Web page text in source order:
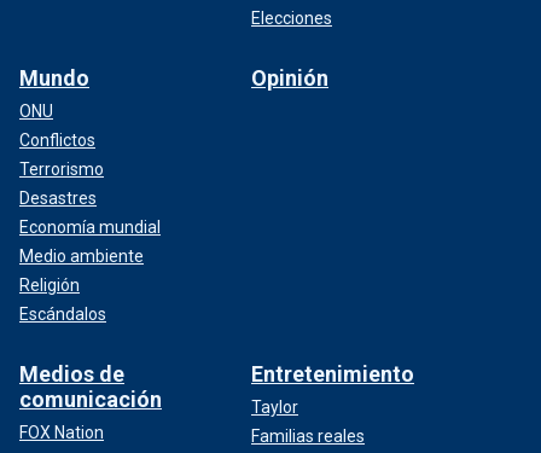
Elecciones
Mundo
ONU
Conflictos
Terrorismo
Desastres
Economía mundial
Medio ambiente
Religión
Escándalos
Opinión
Medios de
comunicación
FOX Nation
Entretenimiento
Taylor
Familias reales